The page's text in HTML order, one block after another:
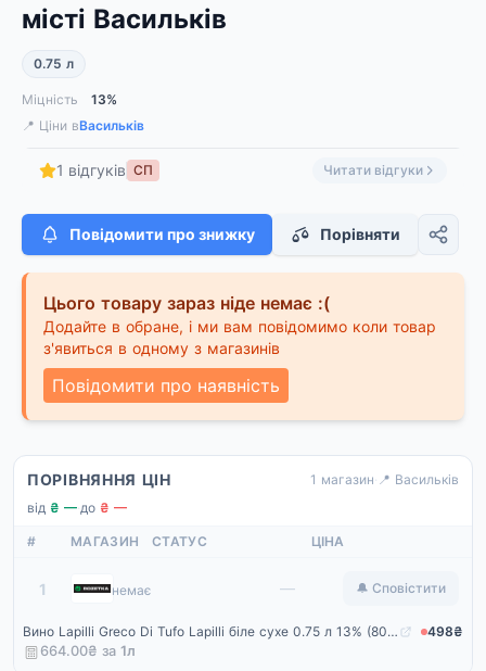
місті Васильків
0.75 л
Міцність
13%
📍 Ціни вВасильків
1 відгуків СП Читати відгуки
Повідомити про знижку Порівняти
Цього товару зараз ніде немає :(
Додайте в обране, і ми вам повідомимо коли товар
з'явиться в одному з магазинів
Повідомити про наявність
ПОРІВНЯННЯ ЦІН 1 магазин· 📍 Васильків
від ₴ —·до ₴ —
# МАГАЗИН СТАТУС ЦІНА
1 Rozetka
немає — 🔔 Сповістити
Вино Lapilli Greco Di Tufo Lapilli біле сухе 0.75 л 13% (8008863046427)
498₴
664.00₴ за 1л